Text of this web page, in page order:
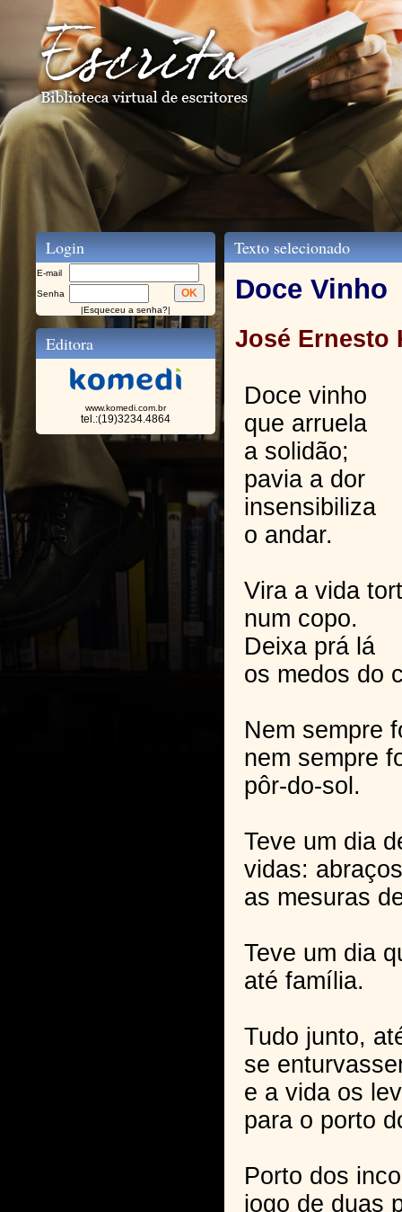
Login
E-mail
Senha
|Esqueceu a senha?|
Editora
www.komedi.com.br
tel.:(19)3234.4864
Texto selecionado
Doce Vinho
José Ernesto
Doce vinho
que arruela
a solidão;
pavia a dor
insensibiliza
o andar.
Vira a vida
num copo.
Deixa prá lá
os medos do
Nem sempre
nem sempre
pôr-do-sol.
Teve um dia
vidas:
as mesuras
Teve um dia
até família.
Tudo junto,
se
e a vida os
para o porto
Porto dos
jogo de duas